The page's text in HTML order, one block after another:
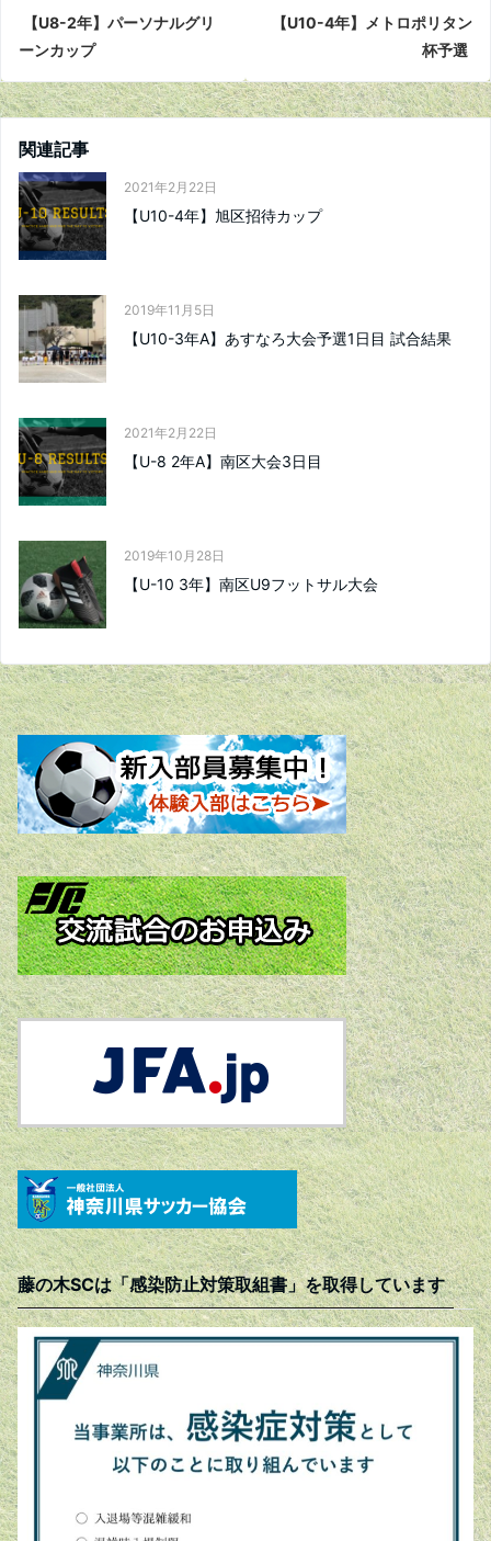
【U8-2年】パーソナルグリ
ーンカップ
【U10-4年】メトロポリタン
杯予選
関連記事
2021年2月22日
【U10-4年】旭区招待カップ
2019年11月5日
【U10-3年A】あすなろ大会予選1日目 試合結果
2021年2月22日
【U-8 2年A】南区大会3日目
2019年10月28日
【U-10 3年】南区U9フットサル大会
藤の木SCは「感染防止対策取組書」を取得しています